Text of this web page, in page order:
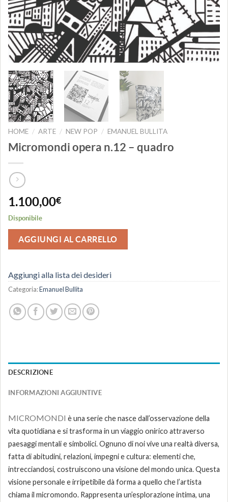
HOME / ARTE / NEW POP / EMANUEL BULLITA
Micromondi opera n.12 – quadro
1.100,00€
Disponibile
AGGIUNGI AL CARRELLO
Aggiungi alla lista dei desideri
Categoria:Emanuel Bullita
DESCRIZIONE
INFORMAZIONI AGGIUNTIVE
MICROMONDI è una serie che nasce dall’osservazione della
vita quotidiana e si trasforma in un viaggio onirico attraverso
paesaggi mentali e simbolici. Ognuno di noi vive una realtà diversa,
fatta di abitudini, relazioni, impegni e cultura: elementi che,
intrecciandosi, costruiscono una visione del mondo unica. Questa
visione personale e irripetibile dà forma a quello che l’artista
chiama il micromondo. Rappresenta un’esplorazione intima, una